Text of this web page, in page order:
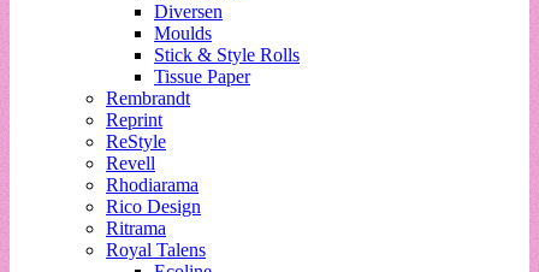
Diversen
Moulds
Stick & Style Rolls
Tissue Paper
Rembrandt
Reprint
ReStyle
Revell
Rhodiarama
Rico Design
Ritrama
Royal Talens